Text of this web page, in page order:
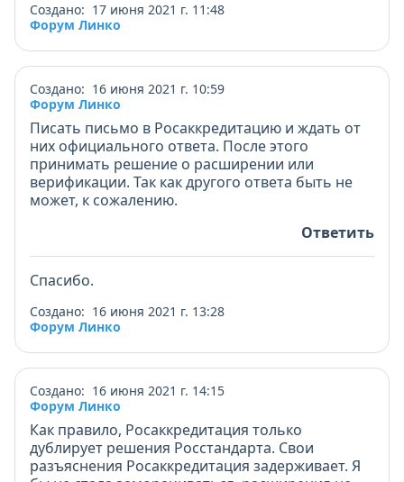
Создано: 17 июня 2021 г. 11:48
Форум Линко
Создано: 16 июня 2021 г. 10:59
Форум Линко
Писать письмо в Росаккредитацию и ждать от
них официального ответа. После этого
принимать решение о расширении или
верификации. Так как другого ответа быть не
может, к сожалению.
Ответить
Спасибо.
Создано: 16 июня 2021 г. 13:28
Форум Линко
Создано: 16 июня 2021 г. 14:15
Форум Линко
Как правило, Росаккредитация только
дублирует решения Росстандарта. Свои
разъяснения Росаккредитация задерживает. Я